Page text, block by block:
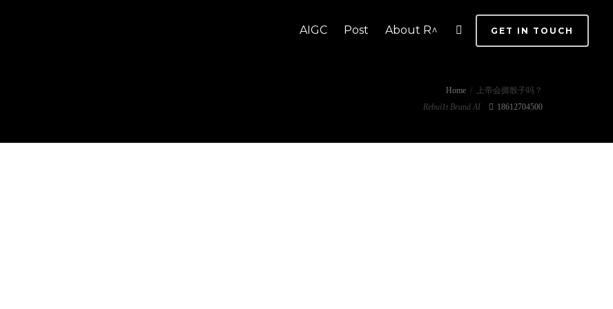
AIGC Post About R^ GET IN TOUCH
Home
上帝会掷骰子吗？
Rebui1t Brand AI
18612704500